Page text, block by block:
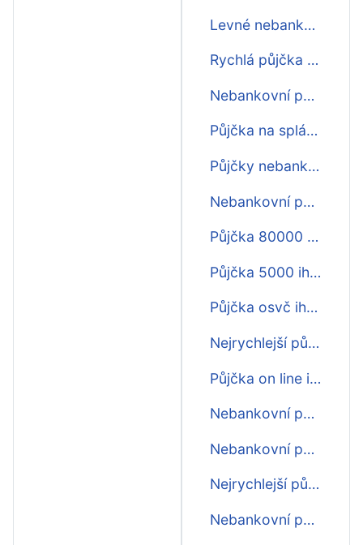
Levné nebankovní půjčky ihned
Rychlá půjčka online ihned
Nebankovní půjčky bez poplatku ihned
Půjčka na splátky ihned
Půjčky nebankovní online ihned
Nebankovní půjčka ihned první zdarma
Půjčka 80000 Kč ihned
Půjčka 5000 ihned na účet
Půjčka osvč ihned na účet
Nejrychlejší půjčka ihned
Půjčka on line ihned
Nebankovní půjčky ihned na splátky
Nebankovní půjčky ihned online
Nejrychlejší půjčka ihned na účet
Nebankovní půjčka bez poplatku ihned